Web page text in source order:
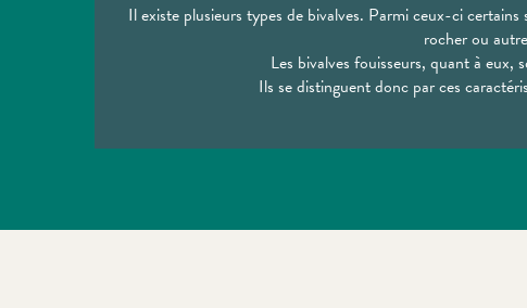
Il existe plusieurs types de bivalves. Parmi ceux-ci certains
rocher ou
Les bivalves fouisseurs, quant à eux,
Ils se distinguent donc par ces